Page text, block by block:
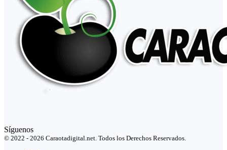
Síguenos
© 2022 - 2026 Caraotadigital.net. Todos los Derechos Reservados.